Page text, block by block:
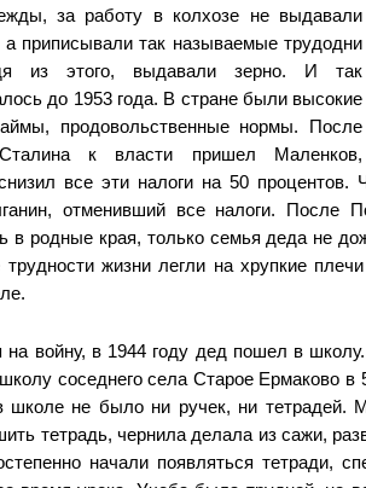
за работу в колхозе не выдавали
а приписывали так называемые трудодни
из этого, выдавали зерно. И так
до 1953 года. В стране были высокие
продовольственные нормы. После
к власти пришел Маленков,
все эти налоги на 50 процентов.
отменивший все налоги. После
в родные края, только семья деда не
трудности жизни легли на хрупкие
на войну, в 1944 году дед пошел в
соседнего села Старое Ермаково в
школе не было ни ручек, ни
тетрадь, чернила делала из сажи,
начали появляться тетради,